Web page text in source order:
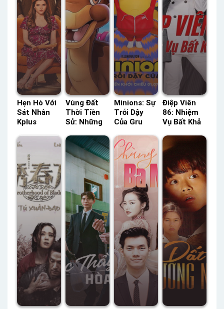
Hẹn Hò Với
Sát Nhân
Kplus
Minh –
Thuyết
Minh
Vùng Đất
Thời Tiền
Sử: Những
Sáng Suốt
HTV3 Lồng
Tiếng –
Status: HD
Lồng Tiếng
Minions: Sự
Trỗi Dậy
Của Gru
– Status:
HD Lồng
Tiếng
Điệp Viên
86: Nhiệm
Vụ Bất Khả
Thuyết
Minh –
Status: HD
Thuyết
Minh